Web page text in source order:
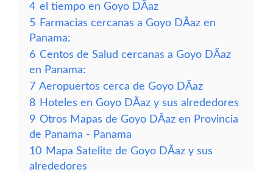
4 el tiempo en Goyo DÃ­az
5 Farmacias cercanas a Goyo DÃ­az en
Panama:
6 Centos de Salud cercanas a Goyo DÃ­az
en Panama:
7 Aeropuertos cerca de Goyo DÃ­az
8 Hoteles en Goyo DÃ­az y sus alrededores
9 Otros Mapas de Goyo DÃ­az en Provincia
de Panama - Panama
10 Mapa Satelite de Goyo DÃ­az y sus
alrededores